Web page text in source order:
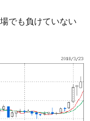
でも負けていない